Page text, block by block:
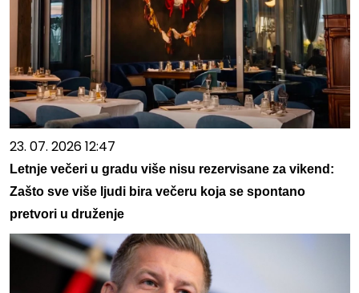
23. 07. 2026 12:47
Letnje večeri u gradu više nisu rezervisane za vikend:
Zašto sve više ljudi bira večeru koja se spontano
pretvori u druženje